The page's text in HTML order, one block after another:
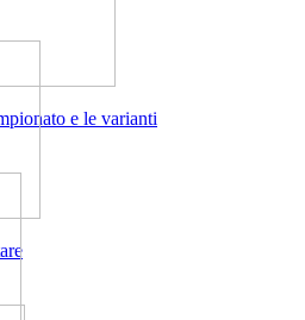
e le varianti